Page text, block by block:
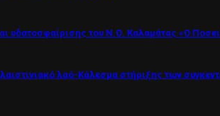
υδατοσφαίρισης του Ν.Ο. Καλαμάτας «Ο
λαό-Κάλεσμα στήριξης των